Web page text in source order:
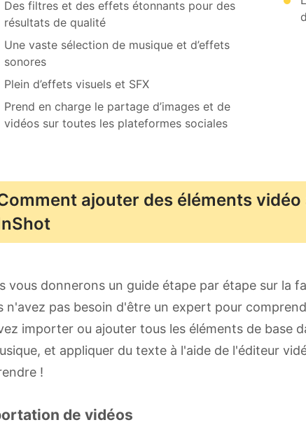
Des filtres et des effets étonnants pour des
résultats de qualité
Une vaste sélection de musique et d’effets
sonores
Plein d’effets visuels et SFX
Prend en charge le partage d’images et de
vidéos sur toutes les plateformes sociales
ajouter des éléments vidéo
vous donnerons un guide étape par étape sur la
n'avez pas besoin d'être un expert pour
importer ou ajouter tous les éléments de base
et appliquer du texte à l'aide de l'éditeur
!
de vidéos